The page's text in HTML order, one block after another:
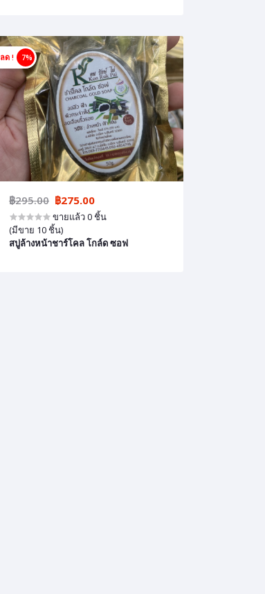
ลด ! 7%
฿295.00 ฿275.00
ขายแล้ว 0 ชิ้น
(มีขาย 10 ชิ้น)
สบู่ล้างหน้าชาร์โคล โกล์ด ซอฟ